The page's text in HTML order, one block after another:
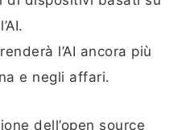
l’AI ancora più
e negli affari.
dell’open source